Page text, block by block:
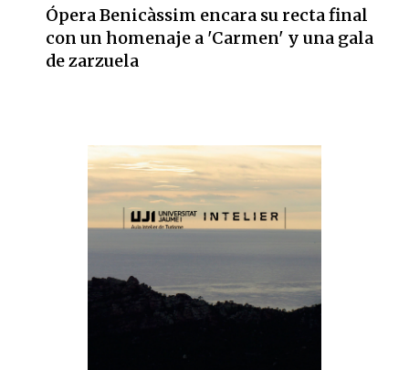
Ópera Benicàssim encara su recta final
con un homenaje a 'Carmen' y una gala
de zarzuela